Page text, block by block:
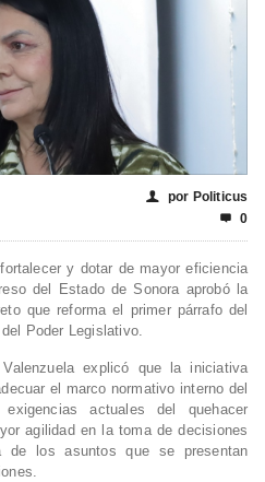
👤 por Politicus
 0
y dotar de mayor eficiencia
del Estado de Sonora aprobó la
que reforma el primer párrafo del
Poder Legislativo.
explicó que la iniciativa
el marco normativo interno del
actuales del quehacer
agilidad en la toma de decisiones
de los asuntos que se presentan